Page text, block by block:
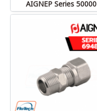
AIGNEP Series 50000